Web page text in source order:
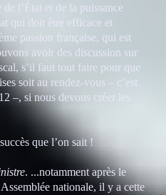
l’État et de la puissance
qui doit être efficace et
passion française, qui est
avoir des discussion sur
s’il faut tout faire pour que
soit au rendez-vous – c’est
–, si nous devons créer les
que l’on sait !
. ...notamment après le
nationale, il y a cette